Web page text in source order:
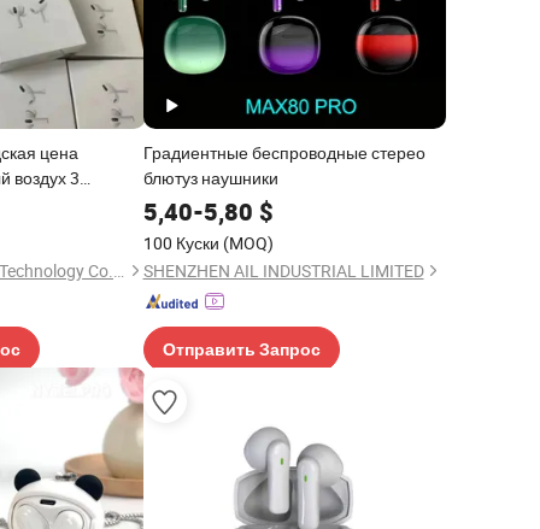
цена
воздух 3
наушники
TWS, наушники
Shenzhen Bo Rui Lai Technology Co., Ltd.
Градиентные беспроводные стерео
блютуз наушники
5,40-5,80 $
100 Куски (MOQ)
SHENZHEN AIL INDUSTRIAL LIMITED
Отправить Запрос